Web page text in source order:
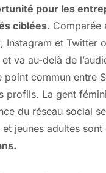
pour les
ciblées. Comparée
Instagram et Twitter
va au-delà de
commun entre
profils. La gent
du réseau social
jeunes adultes